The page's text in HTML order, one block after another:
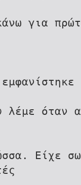
για
όταν
Είχε